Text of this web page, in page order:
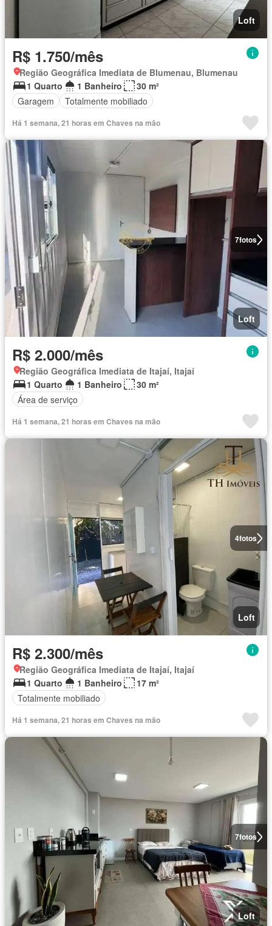
Loft
R$ 1.750/mês
Região Geográfica Imediata de Blumenau, Blumenau
1 Quarto
1 Banheiro
30 m²
Garagem
Totalmente mobiliado
Há 1 semana, 21 horas em Chaves na mão
7fotos
Loft
R$ 2.000/mês
Região Geográfica Imediata de Itajaí, Itajaí
1 Quarto
1 Banheiro
30 m²
Área de serviço
Há 1 semana, 21 horas em Chaves na mão
4fotos
Loft
R$ 2.300/mês
Região Geográfica Imediata de Itajaí, Itajaí
1 Quarto
1 Banheiro
17 m²
Totalmente mobiliado
Há 1 semana, 21 horas em Chaves na mão
7fotos
Loft